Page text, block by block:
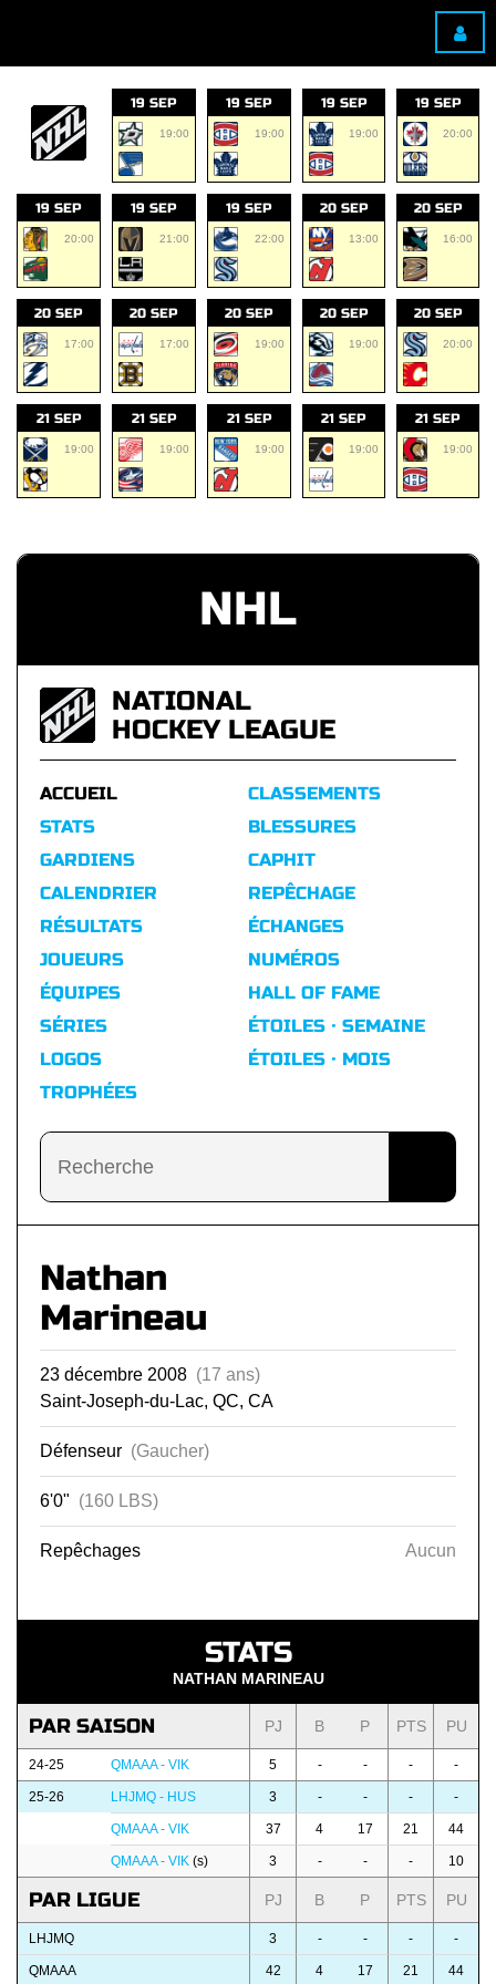
19 SEP
19:00
19 SEP
19:00
19 SEP
19:00
19 SEP
20:00
19 SEP
20:00
19 SEP
21:00
19 SEP
22:00
20 SEP
13:00
20 SEP
16:00
20 SEP
17:00
20 SEP
17:00
20 SEP
19:00
20 SEP
19:00
20 SEP
20:00
21 SEP
19:00
21 SEP
19:00
21 SEP
19:00
21 SEP
19:00
21 SEP
19:00
NHL
NATIONAL
HOCKEY LEAGUE
ACCUEIL
STATS
GARDIENS
CALENDRIER
RÉSULTATS
CLASSEMENTS
BLESSURES
CAPHIT
REPÊCHAGE
ÉCHANGES
JOUEURS
ÉQUIPES
SÉRIES
LOGOS
TROPHÉES
NUMÉROS
HALL OF FAME
ÉTOILES · SEMAINE
ÉTOILES · MOIS
Nathan
Marineau
23 décembre 2008 (17 ans)
Saint-Joseph-du-Lac, QC, CA
Défenseur (Gaucher)
6'0" (160 LBS)
Repêchages Aucun
STATS
NATHAN MARINEAU
PAR SAISON PJ B P PTS PU
24-25 QMAAA - VIK 5 - - - -
25-26 LHJMQ - HUS 3 - - - -
QMAAA - VIK 37 4 17 21 44
QMAAA - VIK (s) 3 - - - 10
PAR LIGUE PJ B P PTS PU
LHJMQ 3 - - - -
QMAAA 42 4 17 21 44